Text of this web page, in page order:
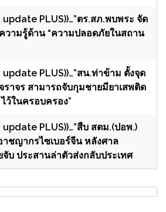
update PLUS))…”ตร.สภ.พบพระ จัด
วามรู้ด้าน “ความปลอดภัยในสถาน
update PLUS))…”สน.ท่าข้าม ตั้งจุด
ราจร สามารถจับกุมชายมียาเสพติด
ว้ในครอบครอง”
update PLUS))…”สืบ สตม.(ปอพ.)
าชญากรไซเบอร์จีน หลังศาล
บ ประสานล่าตัวส่งกลับประเทศ